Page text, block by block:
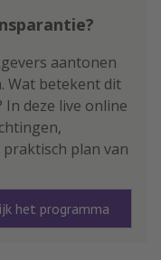
aantonen
Wat betekent dit
deze live online
plan van
het programma